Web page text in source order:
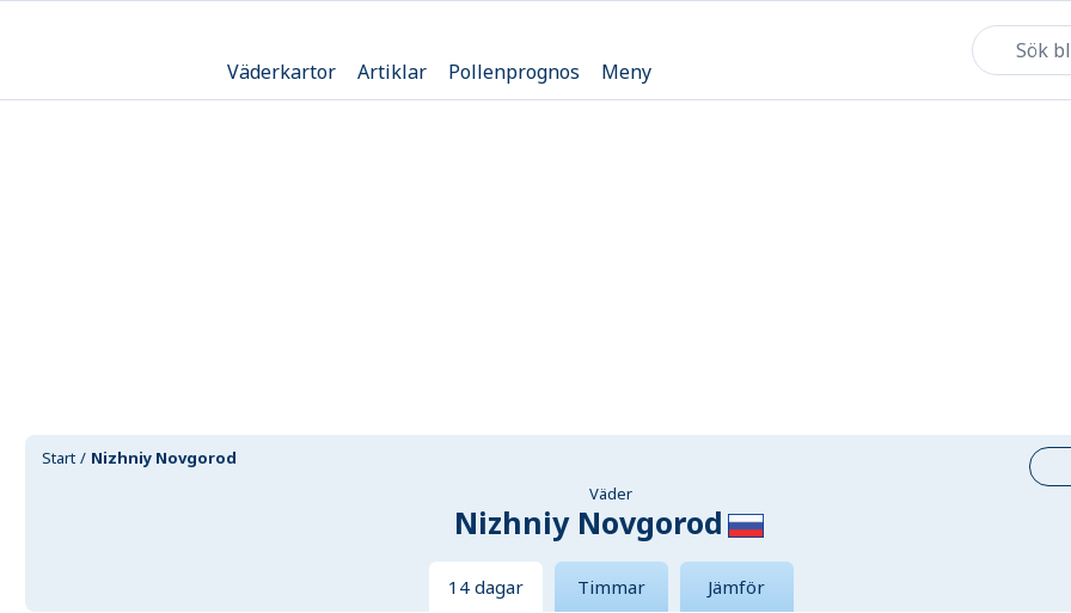
Väderkartor Artiklar Pollenprognos Meny
Start
Nizhniy Novgorod
Väder
Nizhniy Novgorod
14 dagar Timmar Jämför